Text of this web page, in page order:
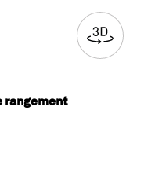
rangement